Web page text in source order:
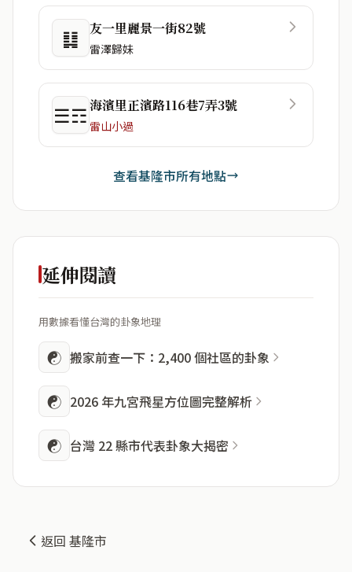
䷆ 友一里麗景一街82號
雷澤歸妹
☰☶海濱里正濱路116巷7弄3號
雷山小過
查看基隆市所有地點
延伸閱讀
用數據看懂台灣的卦象地理
☯ 搬家前查一下：2,400 個社區的卦象
☯ 2026 年九宮飛星方位圖完整解析
☯ 台灣 22 縣市代表卦象大揭密
返回 基隆市